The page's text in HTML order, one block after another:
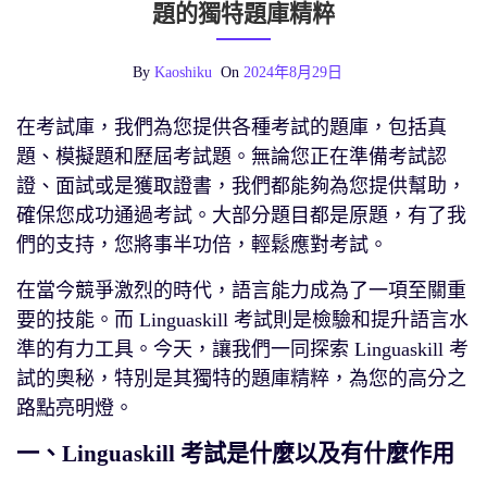
題的獨特題庫精粹
By Kaoshiku On 2024年8月29日
在考試庫，我們為您提供各種考試的題庫，包括真
題、模擬題和歷屆考試題。無論您正在準備考試認
證、面試或是獲取證書，我們都能夠為您提供幫助，
確保您成功通過考試。大部分題目都是原題，有了我
們的支持，您將事半功倍，輕鬆應對考試。
在當今競爭激烈的時代，語言能力成為了一項至關重
要的技能。而 Linguaskill 考試則是檢驗和提升語言水
準的有力工具。今天，讓我們一同探索 Linguaskill 考
試的奧秘，特別是其獨特的題庫精粹，為您的高分之
路點亮明燈。
一、Linguaskill 考試是什麼以及有什麼作用